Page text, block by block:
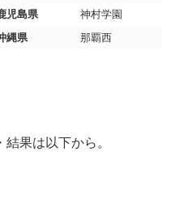
児島県
神村学園
縄県
那覇西
果は以下から。